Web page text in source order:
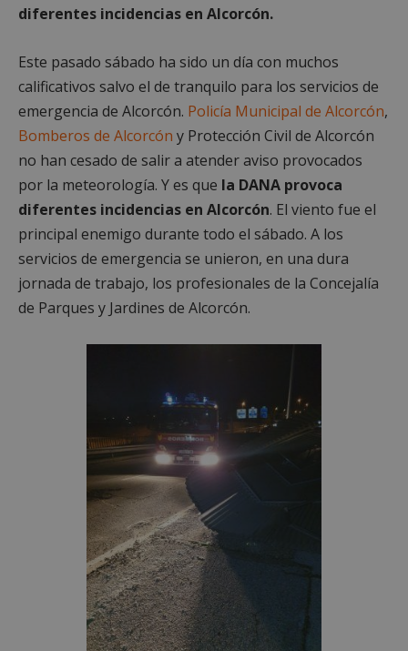
diferentes incidencias en Alcorcón.
Este pasado sábado ha sido un día con muchos
calificativos salvo el de tranquilo para los servicios de
emergencia de Alcorcón. Policía Municipal de Alcorcón,
Bomberos de Alcorcón y Protección Civil de Alcorcón
no han cesado de salir a atender aviso provocados
por la meteorología. Y es que la DANA provoca
diferentes incidencias en Alcorcón. El viento fue el
principal enemigo durante todo el sábado. A los
servicios de emergencia se unieron, en una dura
jornada de trabajo, los profesionales de la Concejalía
de Parques y Jardines de Alcorcón.